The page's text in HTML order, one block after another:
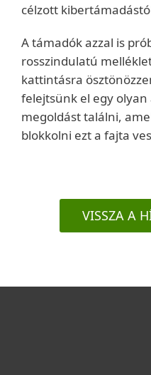
célzott
A támadók azzal is
rosszindulatú
kattintásra
felejtsünk el egy
megoldást találni,
blokkolni ezt a fajta
VISSZA A